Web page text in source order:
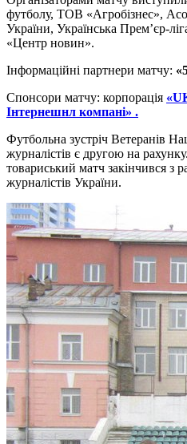
футболу, ТОВ «Агробізнес»,
України, Українська Прем’єр-
«Центр новин».
Інформаційні партнери матчу:
Спонсори матчу: корпорація
Інтернешнл компані» .
Футбольна зустріч Ветеранів
журналістів є другою на
товариський матч закінчився з
журналістів України.